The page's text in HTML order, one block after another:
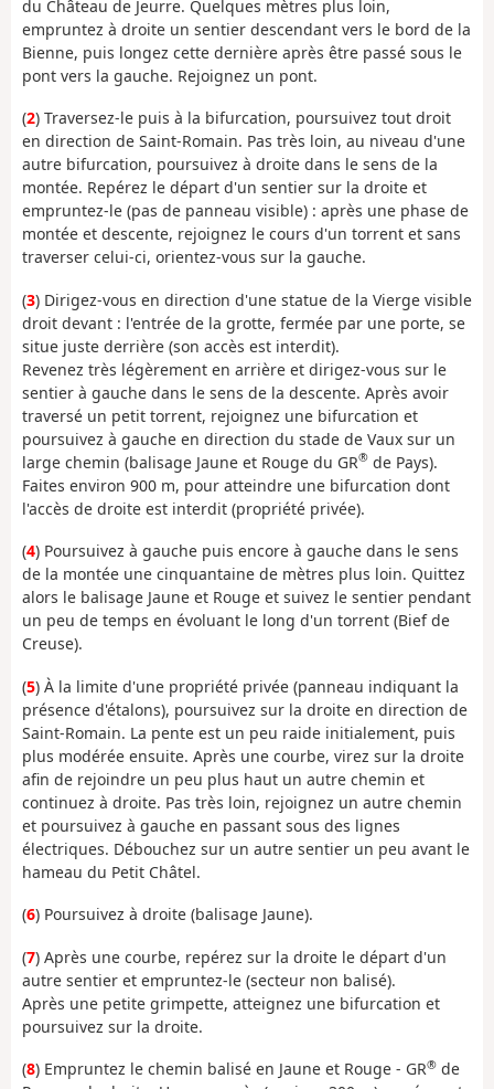
du Château de Jeurre. Quelques mètres plus loin,
empruntez à droite un sentier descendant vers le bord de la
Bienne, puis longez cette dernière après être passé sous le
pont vers la gauche. Rejoignez un pont.
(2) Traversez-le puis à la bifurcation, poursuivez tout droit
en direction de Saint-Romain. Pas très loin, au niveau d'une
autre bifurcation, poursuivez à droite dans le sens de la
montée. Repérez le départ d'un sentier sur la droite et
empruntez-le (pas de panneau visible) : après une phase de
montée et descente, rejoignez le cours d'un torrent et sans
traverser celui-ci, orientez-vous sur la gauche.
(3) Dirigez-vous en direction d'une statue de la Vierge visible
droit devant : l'entrée de la grotte, fermée par une porte, se
situe juste derrière (son accès est interdit).
Revenez très légèrement en arrière et dirigez-vous sur le
sentier à gauche dans le sens de la descente. Après avoir
traversé un petit torrent, rejoignez une bifurcation et
poursuivez à gauche en direction du stade de Vaux sur un
large chemin (balisage Jaune et Rouge du GR® de Pays).
Faites environ 900 m, pour atteindre une bifurcation dont
l'accès de droite est interdit (propriété privée).
(4) Poursuivez à gauche puis encore à gauche dans le sens
de la montée une cinquantaine de mètres plus loin. Quittez
alors le balisage Jaune et Rouge et suivez le sentier pendant
un peu de temps en évoluant le long d'un torrent (Bief de
Creuse).
(5) À la limite d'une propriété privée (panneau indiquant la
présence d'étalons), poursuivez sur la droite en direction de
Saint-Romain. La pente est un peu raide initialement, puis
plus modérée ensuite. Après une courbe, virez sur la droite
afin de rejoindre un peu plus haut un autre chemin et
continuez à droite. Pas très loin, rejoignez un autre chemin
et poursuivez à gauche en passant sous des lignes
électriques. Débouchez sur un autre sentier un peu avant le
hameau du Petit Châtel.
(6) Poursuivez à droite (balisage Jaune).
(7) Après une courbe, repérez sur la droite le départ d'un
autre sentier et empruntez-le (secteur non balisé).
Après une petite grimpette, atteignez une bifurcation et
poursuivez sur la droite.
(8) Empruntez le chemin balisé en Jaune et Rouge - GR® de